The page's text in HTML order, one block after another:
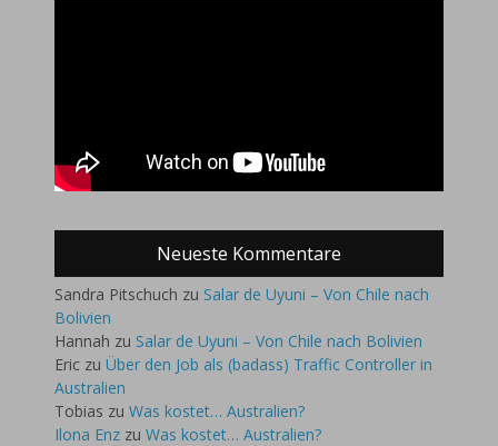
Neueste Kommentare
Sandra Pitschuch zu Salar de Uyuni – Von Chile nach
Bolivien
Hannah zu Salar de Uyuni – Von Chile nach Bolivien
Eric zu Über den Job als (badass) Traffic Controller in
Australien
Tobias zu Was kostet… Australien?
Ilona Enz zu Was kostet… Australien?